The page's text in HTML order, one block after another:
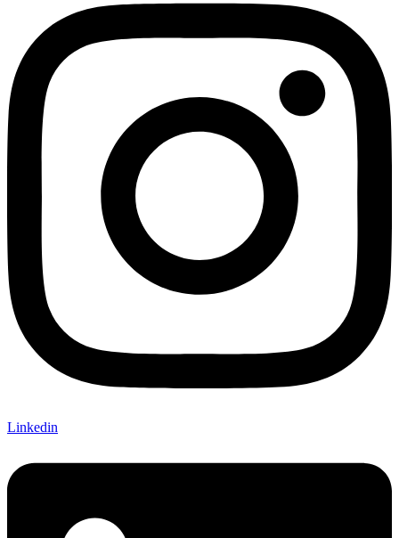
Linkedin